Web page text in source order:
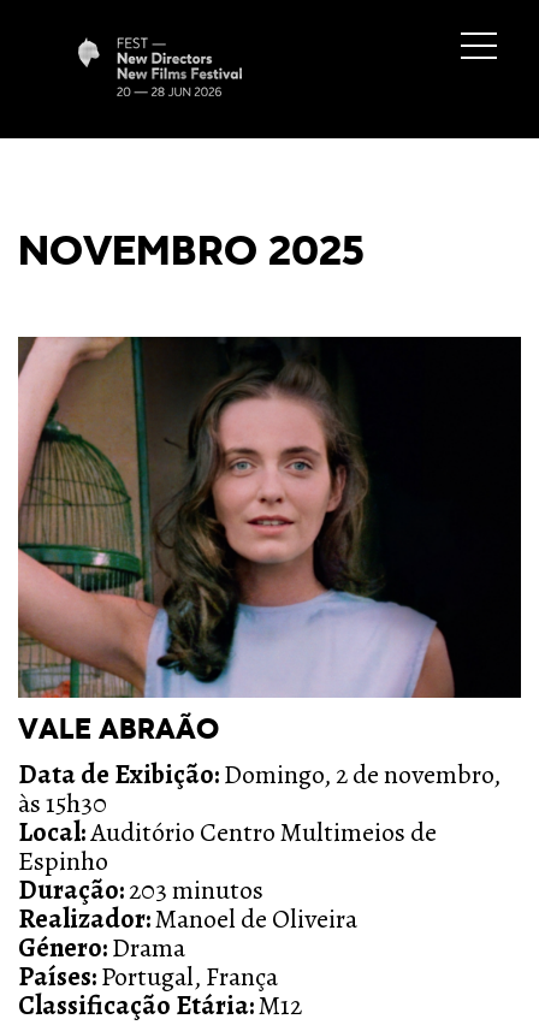
NOVEMBRO 2025
VALE ABRAÃO
Data de Exibição:Domingo, 2 de novembro,
às 15h30
Local:Auditório Centro Multimeios de
Espinho
Duração:203 minutos
Realizador:Manoel de Oliveira
Género:Drama
Países:Portugal, França
Classificação Etária:M12